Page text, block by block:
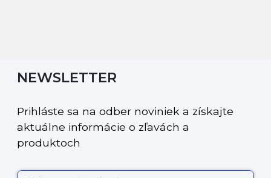
NEWSLETTER
Prihláste sa na odber noviniek a získajte
aktuálne informácie o zľavách a
produktoch